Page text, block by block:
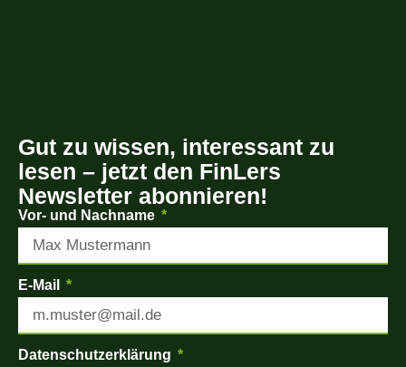
Gut zu wissen, interessant zu
lesen – jetzt den FinLers
Newsletter abonnieren!
Vor- und Nachname
E-Mail
Datenschutzerklärung